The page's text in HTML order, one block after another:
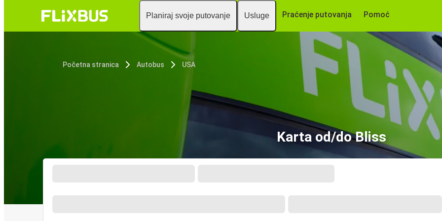
Planiraj svoje putovanje Usluge Praćenje putovanja Pomoć
Početna stranica Autobus USA
Karta od/do Bliss